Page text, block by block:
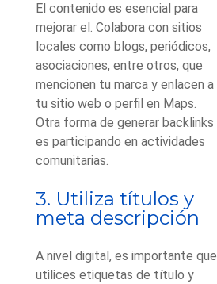
El contenido es esencial para
mejorar el. Colabora con sitios
locales como blogs, periódicos,
asociaciones, entre otros, que
mencionen tu marca y enlacen a
tu sitio web o perfil en Maps.
Otra forma de generar backlinks
es participando en actividades
comunitarias.
3. Utiliza títulos y
meta descripción
A nivel digital, es importante que
utilices etiquetas de título y